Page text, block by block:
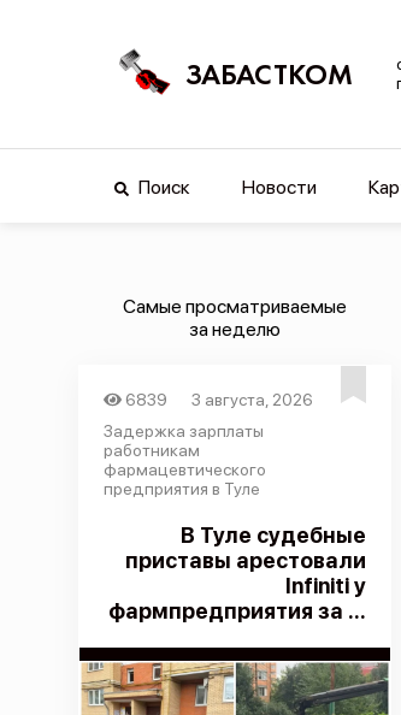
ЗАБАСТКОМ
Поиск Новости
Самые просматриваемые
за неделю
6839
3 августа, 2026
Задержка зарплаты
работникам
фармацевтического
предприятия в Туле
В Туле судебные
приставы арестовали
Infiniti у
фармпредприятия за ...